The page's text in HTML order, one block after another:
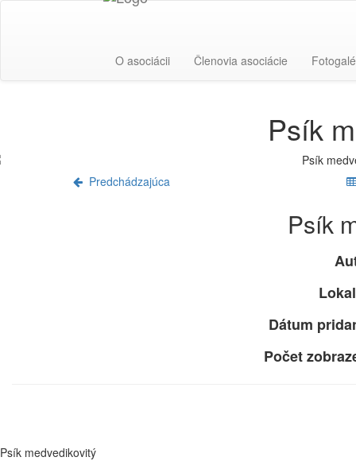
O asociácii Členovia asociácie
Psík
Predchádzajúca
Psík
Dátum
Počet
Psík medvedikovitý